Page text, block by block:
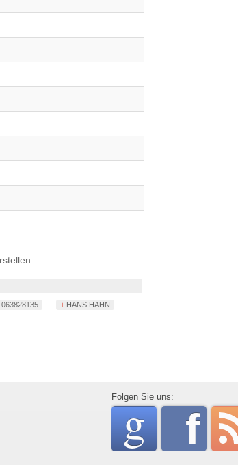
+ 063828135 + HANS HAHN
Folgen Sie uns:
rss